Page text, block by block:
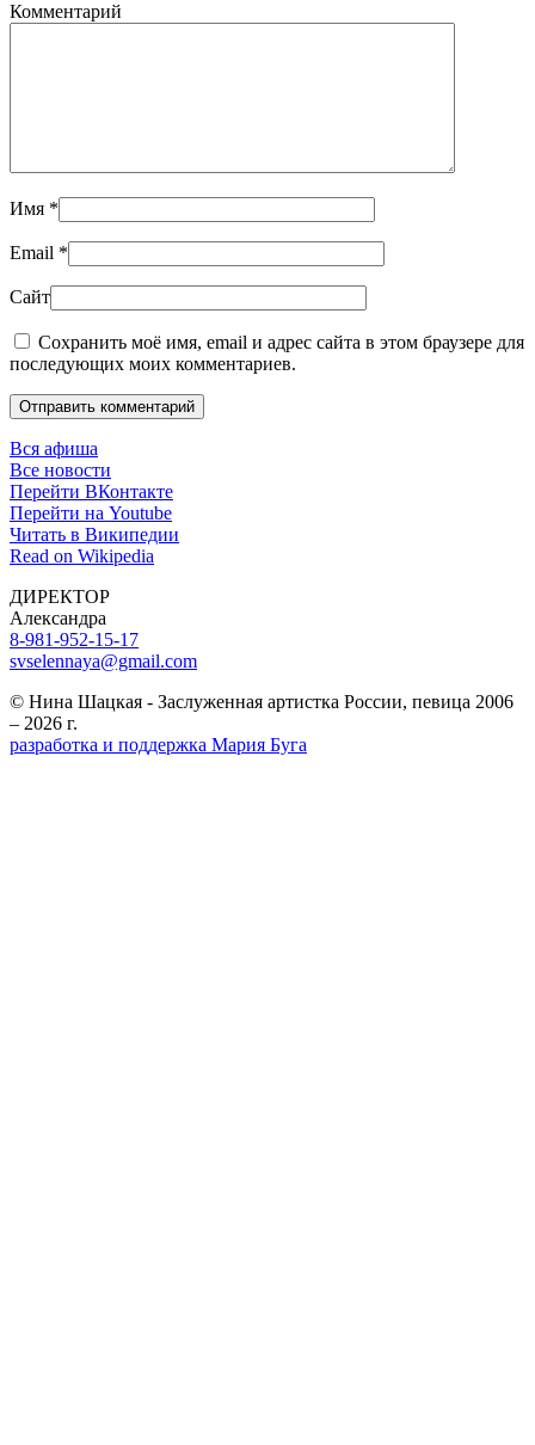
Комментарий
Имя *
Email *
Сайт
Сохранить моё имя, email и адрес сайта в этом браузере для
последующих моих комментариев.
Отправить комментарий
Вся афиша
Все новости
Перейти ВКонтакте
Перейти на Youtube
Читать в Википедии
Read on Wikipedia
ДИРЕКТОР
Александра
8-981-952-15-17
svselennaya@gmail.com
© Нина Шацкая - Заслуженная артистка России, певица 2006
– 2026 г.
разработка и поддержка Мария Буга